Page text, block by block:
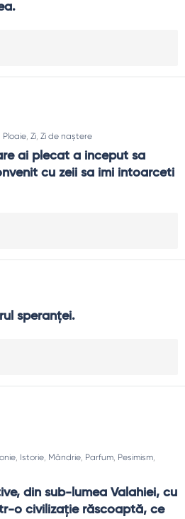
Ploaie Zi Zi de naștere
ai plecat a inceput sa
cu zeii sa imi intoarceti
speranței.
Istorie Mândrie Parfum Pesimism
din sub-lumea Valahiei, cu
o civilizaţie răscoaptă, ce